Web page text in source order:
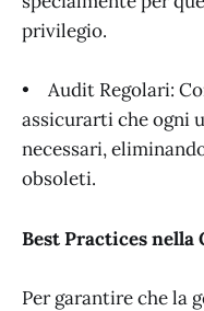
privilegio.
• Audit Regolari:
assicurarti che ogni
necessari,
obsoleti.
Best Practices
Per garantire che la